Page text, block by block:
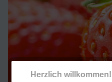
Herzlich willkommen!